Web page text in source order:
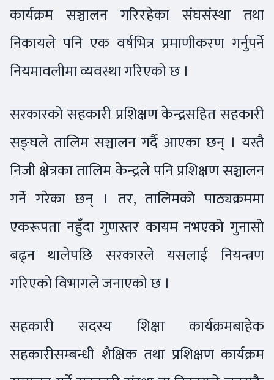
कार्यक्रम सञ्चालन गरिरहेका संघसंस्था तथा
निकायले पनि एक वर्षभित्र प्रमाणीकरण गर्नुपर्ने
नियमावलीमा व्यवस्था गरिएको छ ।
सरकारको सहकारी प्रशिक्षण केन्द्रसहित सहकारी
सङ्घले तालिम सञ्चालन गर्दै आएका छन् । यस्तै
निजी क्षेत्रका तालिम केन्द्रले पनि प्रशिक्षण सञ्चालन
गर्ने गरेका छन् । तर, तालिमको पाठ्यक्रममा
एकरूपता नहुँदा गुणस्तर कायम नभएको गुनासो
बढ्न थालेपछि सरकारले यसलाई नियन्त्रण
गरिएको विभागले जनाएको छ ।
सहकारी सदस्य शिक्षा कार्यक्रमबाहेक
सहकारीसम्बन्धी शैक्षिक तथा प्रशिक्षण कार्यक्रम